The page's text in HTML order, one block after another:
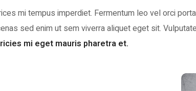
mi tempus imperdiet. Fermentum leo vel orci
sed enim ut sem viverra aliquet eget sit.
mi eget mauris pharetra et.